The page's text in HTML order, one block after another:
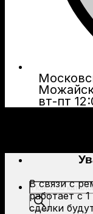
вт-пт
Поиск
товаров
В связи с
работает с
сделки